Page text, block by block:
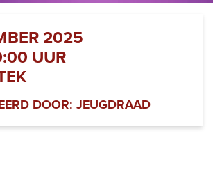
2025
UUR
DOOR: JEUGDRAAD